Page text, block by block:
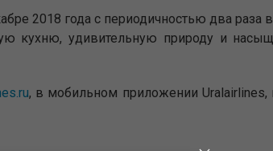
2018 года с периодичностью два раза
кухню, удивительную природу и
, в мобильном приложении Uralairlines,